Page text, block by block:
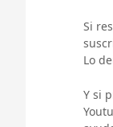
Si
Lo
Y si